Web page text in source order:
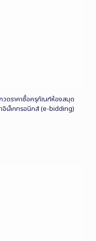
วดราคาซื้อครุภัณฑ์ห้องสมุด
อิเล็กทรอนิกส์ (e-bidding)